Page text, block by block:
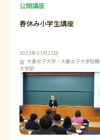
公開講座
春休み小学生講座
2023年 03月23日
大妻女子大学・大妻女子大学短期
大学部